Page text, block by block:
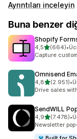
Ayrıntıları inceleyin
Buna benzer
Shopify
4,55 yıldız
(664)
toplam 664 •
Capture
Omnisend
4,85 yıldız
(2.951)
toplam 2951 •
Drive sales
SendWILL
4,95 yıldız
(7.478)
toplam 7478 •
Newsletter